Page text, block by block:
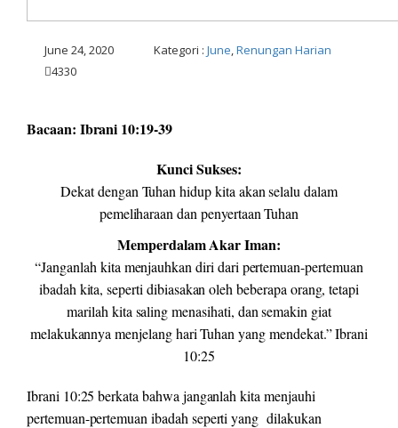
June 24, 2020 Kategori : June,Renungan Harian
4330
Bacaan: Ibrani 10:19-39
Kunci Sukses:
Dekat dengan Tuhan hidup kita akan selalu dalam
pemeliharaan dan penyertaan Tuhan
Memperdalam Akar Iman:
“Janganlah kita menjauhkan diri dari pertemuan-pertemuan
ibadah kita, seperti dibiasakan oleh beberapa orang, tetapi
marilah kita saling menasihati, dan semakin giat
melakukannya menjelang hari Tuhan yang mendekat.” Ibrani
10:25
Ibrani 10:25 berkata bahwa janganlah kita menjauhi
pertemuan-pertemuan ibadah seperti yang dilakukan